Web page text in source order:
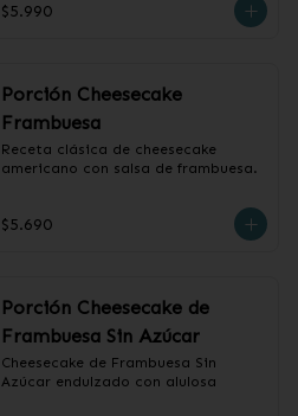
$5.990
Porción Cheesecake
Frambuesa
Receta clásica de cheesecake
americano con salsa de frambuesa.
$5.690
Porción Cheesecake de
Frambuesa Sin Azúcar
Cheesecake de Frambuesa Sin
Azúcar endulzado con alulosa